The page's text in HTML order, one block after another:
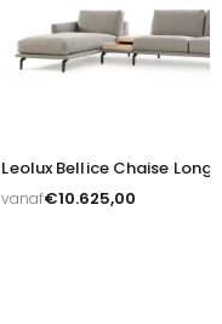
Leolux Bellice Chaise
vanaf€10.625,00